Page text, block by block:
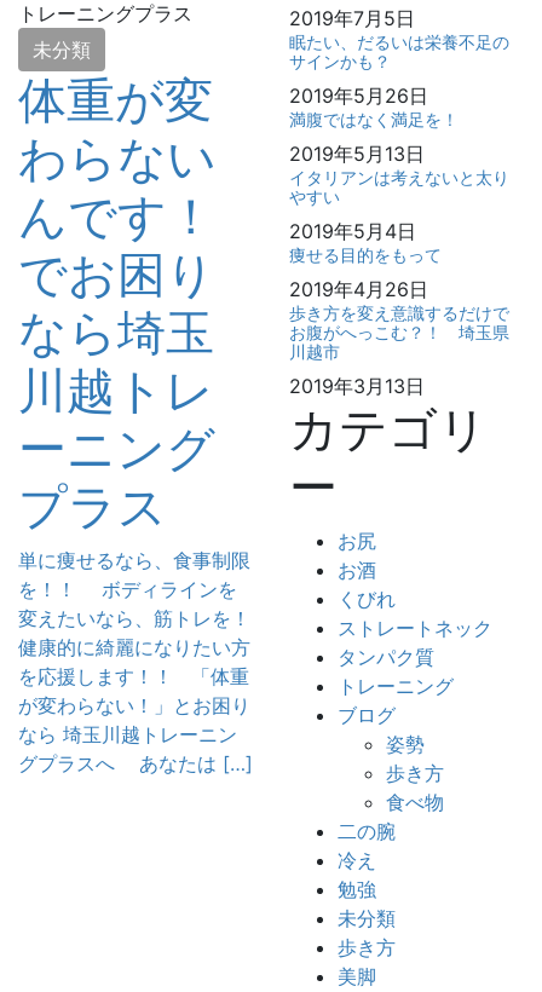
トレーニングプラス
未分類
体重が変
わらない
んです！
でお困り
なら埼玉
川越トレ
ーニング
プラス
単に痩せるなら、食事制限
を！！ ボディラインを
変えたいなら、筋トレを！
健康的に綺麗になりたい方
を応援します！！ 「体重
が変わらない！」とお困り
なら 埼玉川越トレーニン
グプラスへ あなたは […]
2019年7月5日
眠たい、だるいは栄養不足の
サインかも？
2019年5月26日
満腹ではなく満足を！
2019年5月13日
イタリアンは考えないと太り
やすい
2019年5月4日
痩せる目的をもって
2019年4月26日
歩き方を変え意識するだけで
お腹がへっこむ？！ 埼玉県
川越市
2019年3月13日
カテゴリ
ー
お尻
お酒
くびれ
ストレートネック
タンパク質
トレーニング
ブログ
姿勢
歩き方
食べ物
二の腕
冷え
勉強
未分類
歩き方
美脚